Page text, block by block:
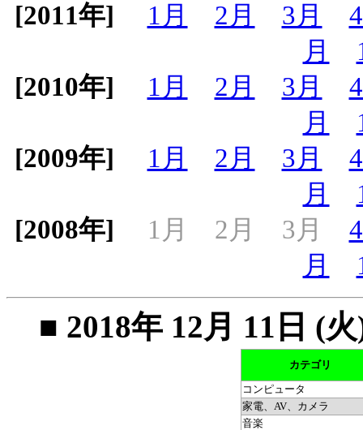
[2011年]
1月 2月 3月
月
[2010年]
1月 2月 3月
月
[2009年]
1月 2月 3月
月
[2008年]
1月 2月 3月
月
■ 2018年 12月 11日 (
カテゴリ
コンピュータ
家電、AV、カメラ
音楽